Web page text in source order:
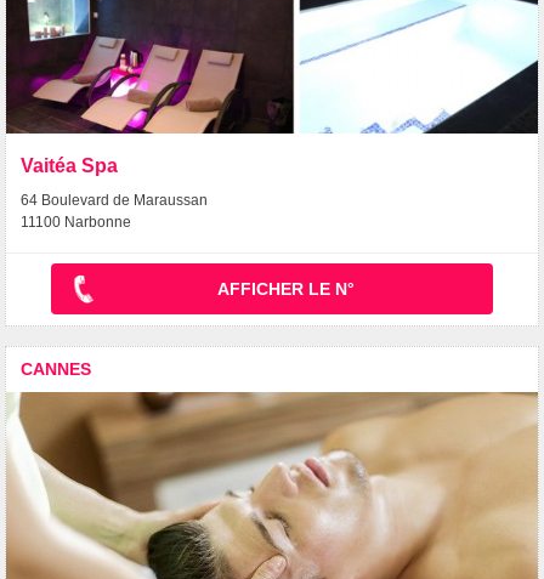
Vaitéa Spa
64 Boulevard de Maraussan
11100 Narbonne
AFFICHER LE N°
CANNES